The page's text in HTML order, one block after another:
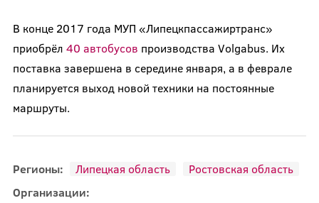
В конце 2017 года МУП «Липецкпассажиртранс»
приобрёл 40 автобусов производства Volgabus. Их
поставка завершена в середине января, а в феврале
планируется выход новой техники на постоянные
маршруты.
Регионы: Липецкая область
Ростовская область
Организации: